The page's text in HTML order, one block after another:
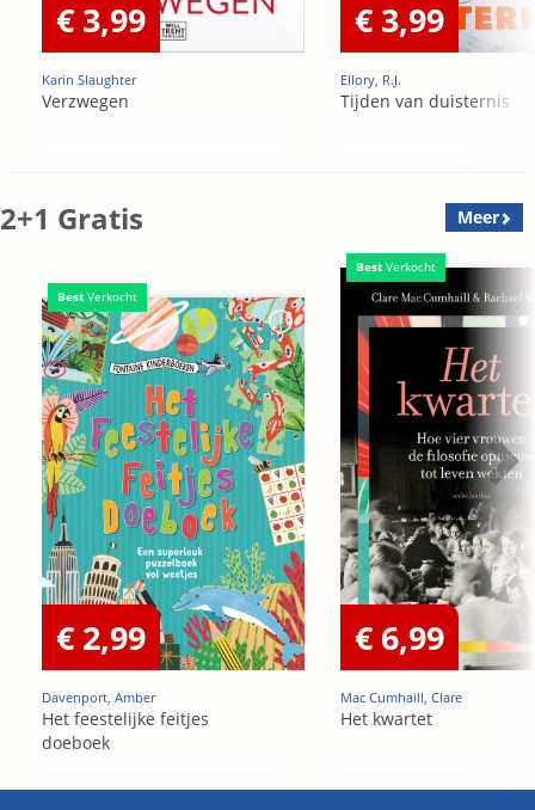
€ 3,99
Karin Slaughter
Verzwegen
€ 3,99
Ellory, R.J.
Tijden van duisternis
2+1 Gratis Meer
Best Verkocht
€ 2,99
Davenport, Amber
Het feestelijke feitjes
doeboek
Best Verkocht
€ 6,99
Mac Cumhaill, Clare
Het kwartet